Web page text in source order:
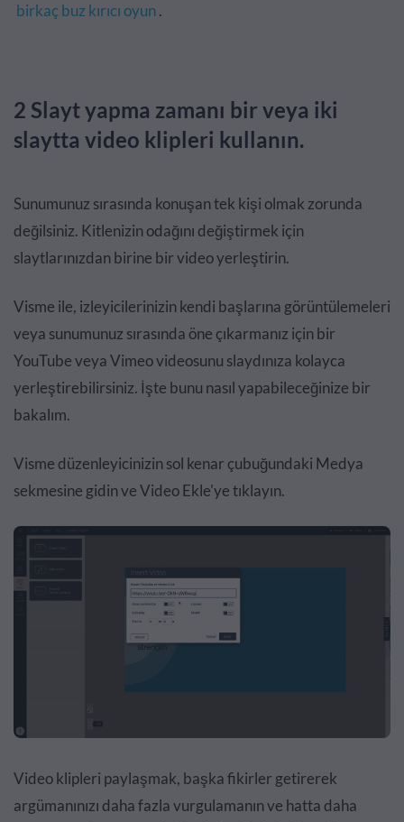
birkaç buz kırıcı oyun.
2 Slayt yapma zamanı bir veya iki
slaytta video klipleri kullanın.
Sunumunuz sırasında konuşan tek kişi olmak zorunda
değilsiniz. Kitlenizin odağını değiştirmek için
slaytlarınızdan birine bir video yerleştirin.
Visme ile, izleyicilerinizin kendi başlarına görüntülemeleri
veya sunumunuz sırasında öne çıkarmanız için bir
YouTube veya Vimeo videosunu slaydınıza kolayca
yerleştirebilirsiniz. İşte bunu nasıl yapabileceğinize bir
bakalım.
Visme düzenleyicinizin sol kenar çubuğundaki Medya
sekmesine gidin ve Video Ekle'ye tıklayın.
Video klipleri paylaşmak, başka fikirler getirerek
argümanınızı daha fazla vurgulamanın ve hatta daha